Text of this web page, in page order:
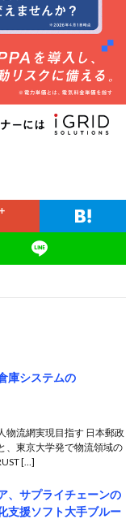
庫システムの
物流網実現目指す 日本郵政
、東京大学発で物流領域の
[…]
、サプライチェーンの
支援ソフト大手ブルー